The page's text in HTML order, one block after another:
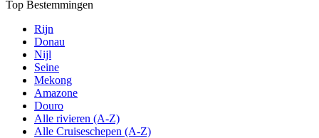
Top Bestemmingen
Rijn
Donau
Nijl
Seine
Mekong
Amazone
Douro
Alle rivieren (A-Z)
Alle Cruiseschepen (A-Z)